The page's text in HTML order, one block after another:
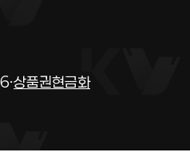
·상품권현금화